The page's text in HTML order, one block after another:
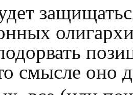
смысле оно